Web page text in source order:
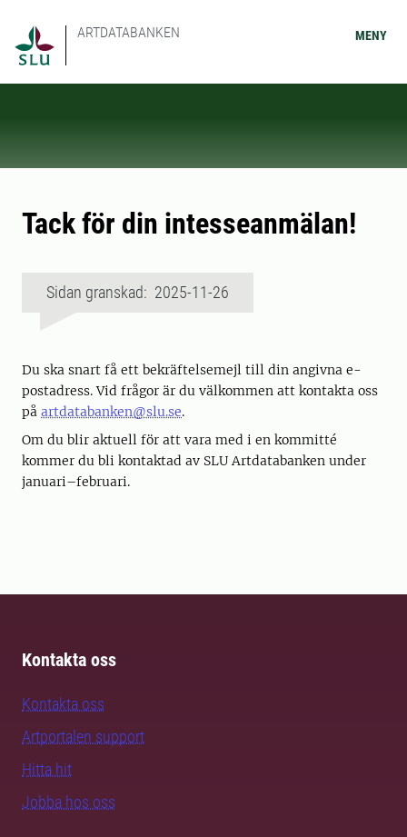
ARTDATABANKEN MENY
Tack för din intesseanmälan!
Sidan granskad: 2025-11-26
Du ska snart få ett bekräftelsemejl till din angivna e-
postadress. Vid frågor är du välkommen att kontakta oss
på artdatabanken@slu.se.
Om du blir aktuell för att vara med i en kommitté
kommer du bli kontaktad av SLU Artdatabanken under
januari–februari.
Kontakta oss
Kontakta oss
Artportalen support
Hitta hit
Jobba hos oss